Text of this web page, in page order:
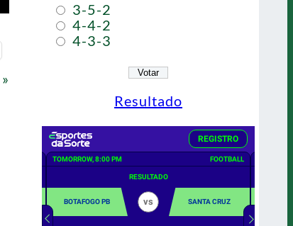
»
3-5-2
4-4-2
4-3-3
Resultado